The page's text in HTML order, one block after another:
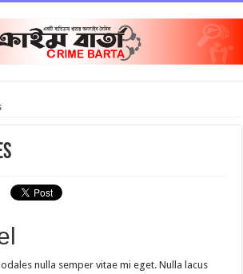
nulla semper vitae mi eget. Nulla lacus